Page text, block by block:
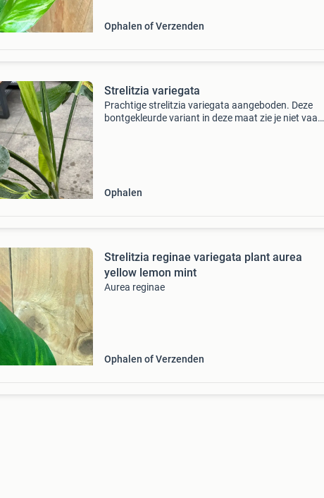
Ophalen of Verzenden
Strelitzia variegata
Prachtige strelitzia variegata aangeboden. Deze
bontgekleurde variant in deze maat zie je niet vaak.
Ophalen
Strelitzia reginae variegata plant aurea
yellow lemon mint
Aurea reginae
Ophalen of Verzenden